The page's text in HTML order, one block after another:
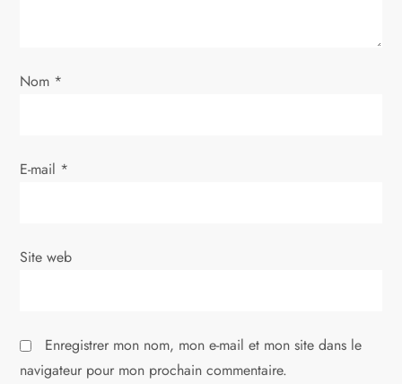
’
r
e
Nom *
E-mail *
Site web
Enregistrer mon nom, mon e-mail et mon site dans le
navigateur pour mon prochain commentaire.